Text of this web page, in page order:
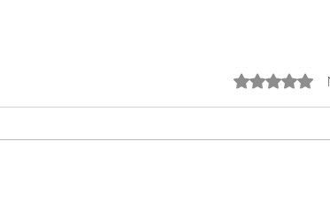
Mit 0 von 5